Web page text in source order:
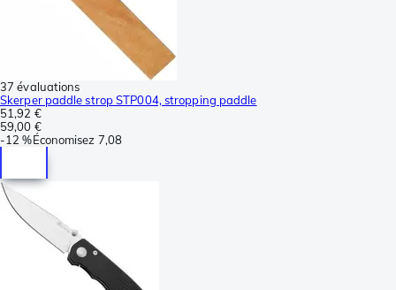
37 évaluations
Skerper paddle strop STP004, stropping paddle
51,92 €
59,00 €
-12 %Économisez 7,08